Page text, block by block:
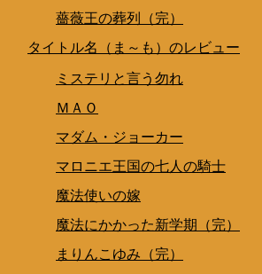
薔薇王の葬列（完）
タイトル名（ま～も）のレビュー
ミステリと言う勿れ
ＭＡＯ
マダム・ジョーカー
マロニエ王国の七人の騎士
魔法使いの嫁
魔法にかかった新学期（完）
まりんこゆみ（完）